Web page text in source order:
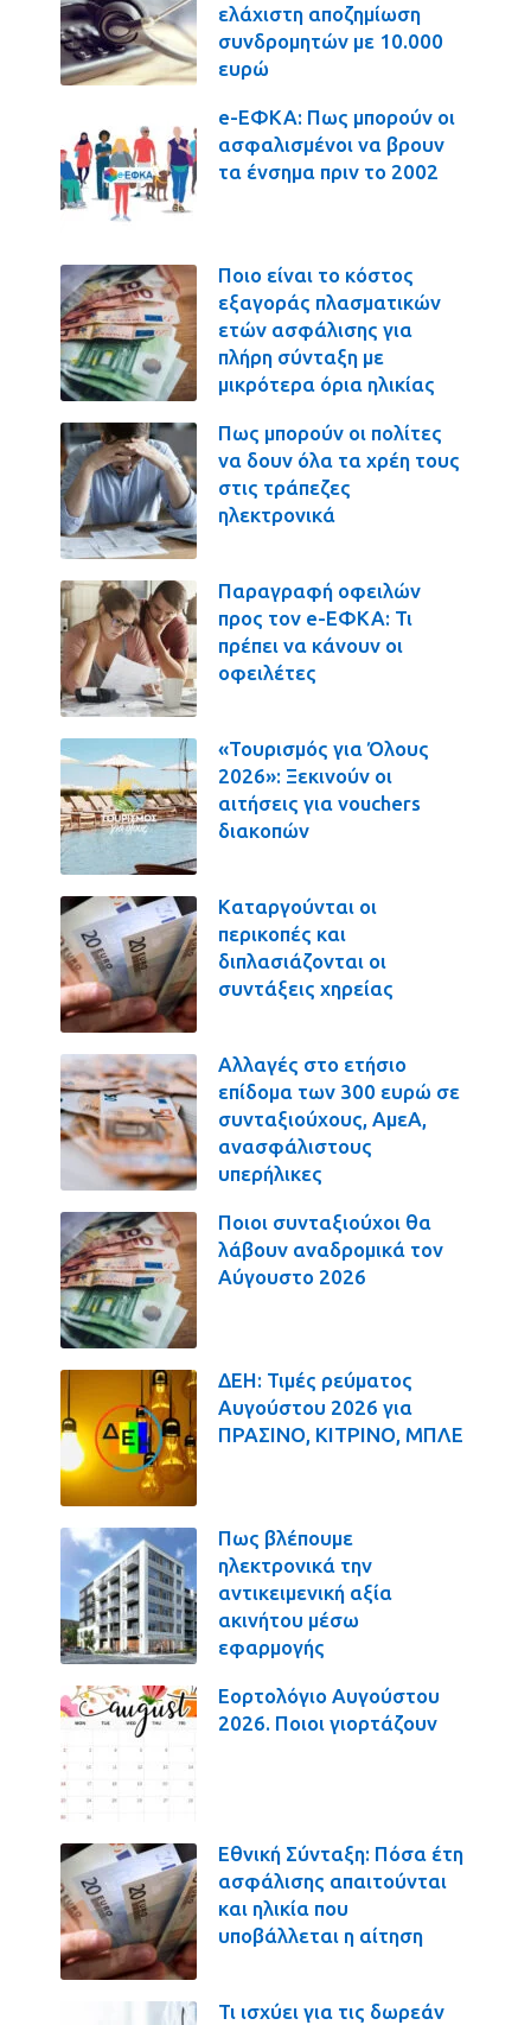
ελάχιστη αποζημίωση
συνδρομητών με 10.000
ευρώ
e-ΕΦΚΑ: Πως μπορούν οι
ασφαλισμένοι να βρουν
τα ένσημα πριν το 2002
Ποιο είναι το κόστος
εξαγοράς πλασματικών
ετών ασφάλισης για
πλήρη σύνταξη με
μικρότερα όρια ηλικίας
Πως μπορούν οι πολίτες
να δουν όλα τα χρέη τους
στις τράπεζες
ηλεκτρονικά
Παραγραφή οφειλών
προς τον e-ΕΦΚΑ: Τι
πρέπει να κάνουν οι
οφειλέτες
«Τουρισμός για Όλους
2026»: Ξεκινούν οι
αιτήσεις για vouchers
διακοπών
Καταργούνται οι
περικοπές και
διπλασιάζονται οι
συντάξεις χηρείας
Αλλαγές στο ετήσιο
επίδομα των 300 ευρώ σε
συνταξιούχους, ΑμεΑ,
ανασφάλιστους
υπερήλικες
Ποιοι συνταξιούχοι θα
λάβουν αναδρομικά τον
Αύγουστο 2026
ΔΕΗ: Τιμές ρεύματος
Αυγούστου 2026 για
ΠΡΑΣΙΝΟ, ΚΙΤΡΙΝΟ, ΜΠΛΕ
Πως βλέπουμε
ηλεκτρονικά την
αντικειμενική αξία
ακινήτου μέσω
εφαρμογής
Εορτολόγιο Αυγούστου
2026. Ποιοι γιορτάζουν
Εθνική Σύνταξη: Πόσα έτη
ασφάλισης απαιτούνται
και ηλικία που
υποβάλλεται η αίτηση
Τι ισχύει για τις δωρεάν